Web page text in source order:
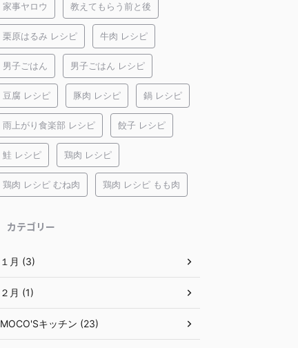
家事ヤロウ 教えてもらう前と後
栗原はるみ レシピ 牛肉 レシピ
男子ごはん 男子ごはん レシピ
豆腐 レシピ 豚肉 レシピ 鍋 レシピ
雨上がり食楽部 レシピ 餃子 レシピ
鮭 レシピ 鶏肉 レシピ
鶏肉 レシピ むね肉 鶏肉 レシピ もも肉
カテゴリー
１月 (3)
２月 (1)
MOCO'Sキッチン (23)